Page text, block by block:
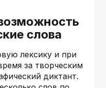
слова
лексику и при
за творческим
диктант.